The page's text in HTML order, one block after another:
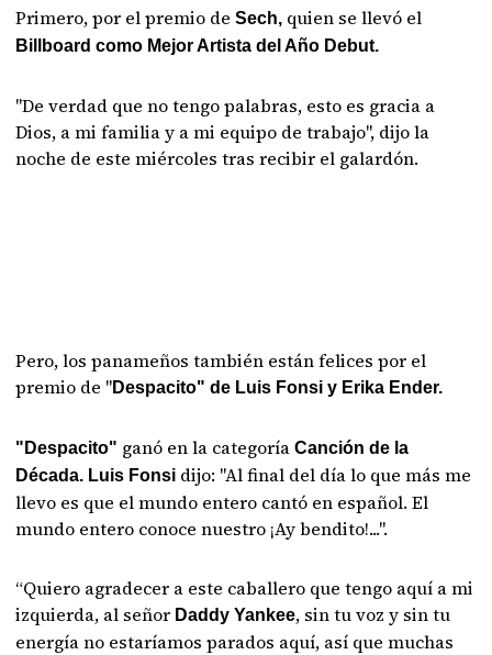
Primero, por el premio deSech, quien se llevó el
Billboard como Mejor Artista del Año Debut.
"De verdad que no tengo palabras, esto es gracia a
Dios, a mi familia y a mi equipo de trabajo", dijo la
noche de este miércoles tras recibir el galardón.
Pero, los panameños también están felices por el
premio de "Despacito" de Luis Fonsi y Erika Ender.
"Despacito" ganó en la categoríaCanción de la
Década. Luis Fonsi dijo: "Al final del día lo que más me
llevo es que el mundo entero cantó en español. El
mundo entero conoce nuestro ¡Ay bendito!...".
“Quiero agradecer a este caballero que tengo aquí a mi
izquierda, al señor Daddy Yankee, sin tu voz y sin tu
energía no estaríamos parados aquí, así que muchas